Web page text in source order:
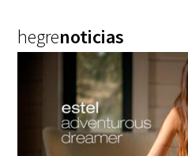
hegrenoticias